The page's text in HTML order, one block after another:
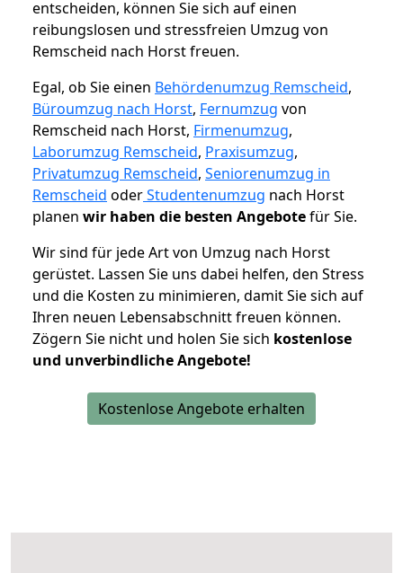
entscheiden, können Sie sich auf einen
reibungslosen und stressfreien Umzug von
Remscheid nach Horst freuen.
Egal, ob Sie einen Behördenumzug Remscheid,
Büroumzug nach Horst, Fernumzug von
Remscheid nach Horst, Firmenumzug,
Laborumzug Remscheid, Praxisumzug,
Privatumzug Remscheid, Seniorenumzug in
Remscheid oderStudentenumzug nach Horst
planen wir haben die besten Angebotefür Sie.
Wir sind für jede Art von Umzug nach Horst
gerüstet. Lassen Sie uns dabei helfen, den Stress
und die Kosten zu minimieren, damit Sie sich auf
Ihren neuen Lebensabschnitt freuen können.
Zögern Sie nicht und holen Sie sich kostenlose
und unverbindliche Angebote!
Kostenlose Angebote erhalten